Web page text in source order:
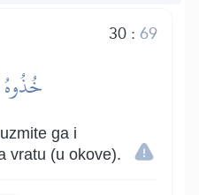
30:69
ga i
vratu (u okove).